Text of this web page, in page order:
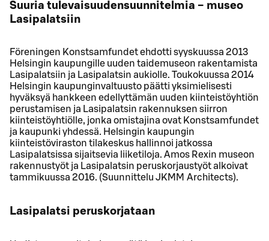
Suuria tulevaisuudensuunnitelmia − museo
Lasipalatsiin
Föreningen Konstsamfundet ehdotti syyskuussa 2013
Helsingin kaupungille uuden taidemuseon rakentamista
Lasipalatsiin ja Lasipalatsin aukiolle. Toukokuussa 2014
Helsingin kaupunginvaltuusto päätti yksimielisesti
hyväksyä hankkeen edellyttämän uuden kiinteistöyhtiön
perustamisen ja Lasipalatsin rakennuksen siirron
kiinteistöyhtiölle, jonka omistajina ovat Konstsamfundet
ja kaupunki yhdessä. Helsingin kaupungin
kiinteistöviraston tilakeskus hallinnoi jatkossa
Lasipalatsissa sijaitsevia liiketiloja. Amos Rexin museon
rakennustyöt ja Lasipalatsin peruskorjaustyöt alkoivat
tammikuussa 2016. (Suunnittelu JKMM Architects).
Lasipalatsi peruskorjataan